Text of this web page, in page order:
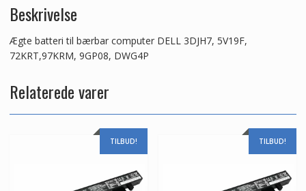
Beskrivelse
Ægte batteri til bærbar computer DELL 3DJH7, 5V19F,
72KRT,97KRM, 9GP08, DWG4P
Relaterede varer
TILBUD! TILBUD!